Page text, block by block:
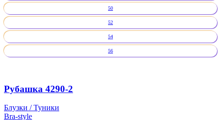
50
52
54
56
Рубашка 4290-2
Блузки / Туники
Bra-style